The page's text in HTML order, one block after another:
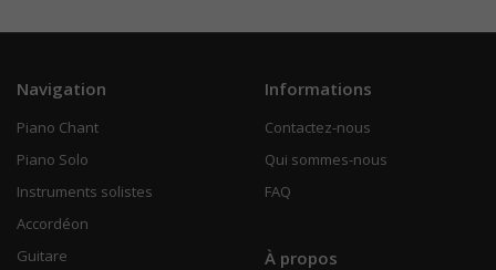
Navigation
Piano Chant
Piano Solo
Instruments solistes
Accordéon
Guitare
Informations
Contactez-nous
Qui sommes-nous
FAQ
À propos